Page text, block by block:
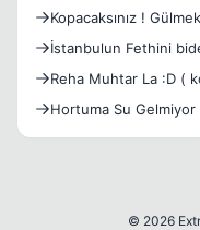
Kopacaksınız !
İstanbulun Fethini
Reha Muhtar La :D (
Hortuma Su Gelmiyor
© 2026